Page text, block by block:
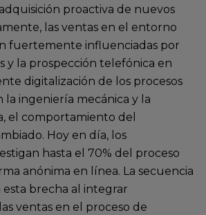
proactiva de nuevos
las ventas en el entorno
fuertemente influenciadas por
y la prospección telefónica en
digitalización de los procesos
la ingeniería mecánica y la
el comportamiento del
Hoy en día, los
hasta el 70% del proceso
anónima en línea. La secuencia
esta brecha al integrar
ventas en el proceso de